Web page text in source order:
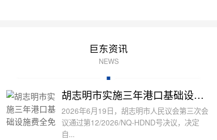
巨东资讯
NEWS
胡志明市实施三年港口基础设施费全免政
2026年6月19日，胡志明市人民议会第三次会
议通过第12/2026/NQ-HDND号决议，决定
自...